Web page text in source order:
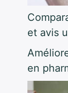
et avis
en